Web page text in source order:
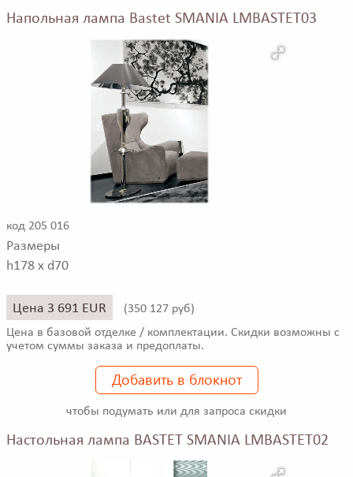
Напольная лампа Bastet SMANIA LMBASTET03
код 205 016
Размеры
h178 x d70
Цена 3 691 EUR (350 127 руб)
Цена в базовой отделке / комплектации. Скидки возможны с
учетом суммы заказа и предоплаты.
Добавить в блокнот
чтобы подумать или для запроса скидки
Настольная лампа BASTET SMANIA LMBASTET02